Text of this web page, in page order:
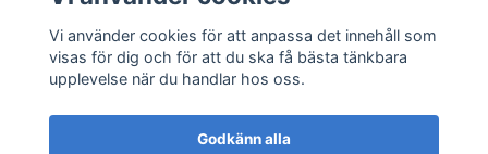
Läs mer
Sociala medier
Vi använder cookies för att anpassa det innehåll som
visas för dig och för att du ska få bästa tänkbara
upplevelse när du handlar hos oss.
Godkänn alla